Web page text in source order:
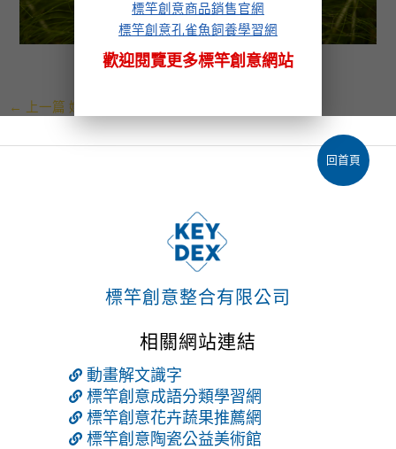
標竿創意商品銷售官網
標竿創意孔雀魚飼養學習網
歡迎閱覽更多標竿創意網站
← 上一篇 媒體
標竿創意整合有限公司
相關網站連結
動畫解文識字
標竿創意成語分類學習網
標竿創意花卉蔬果推薦網
標竿創意陶瓷公益美術館
回首頁